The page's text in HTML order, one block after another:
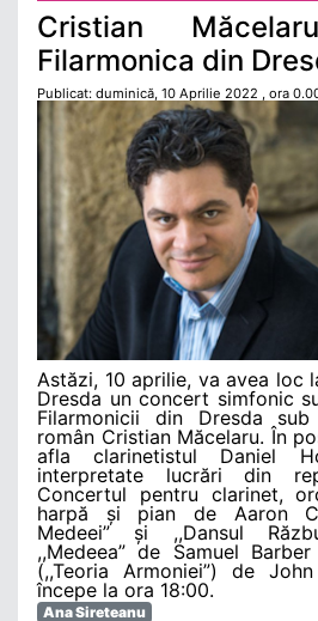
Cristian
Filarmonica din
Publicat: duminică, 10 Aprilie 2022 , ora
Astăzi, 10 aprilie, va avea loc
Dresda un concert simfonic
Filarmonicii din Dresda
român Cristian Măcelaru. În
afla clarinetistul Daniel
interpretate lucrări din
Concertul pentru clarinet,
harpă și pian de Aaron
Medeei” și ,,Dansul
,,Medeea” de Samuel
(,,Teoria Armoniei”) de
începe la ora 18:00.
Ana Sireteanu